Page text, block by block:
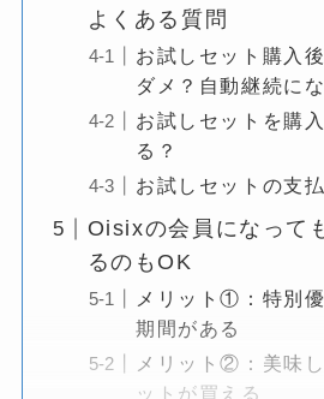
よくある質問
お試しセット購入
ダメ？自動継続に
お試しセットを購
る？
お試しセットの支
Oisixの会員になって
るのもOK
メリット①：特別
期間がある
メリット②：美味
ットが買える